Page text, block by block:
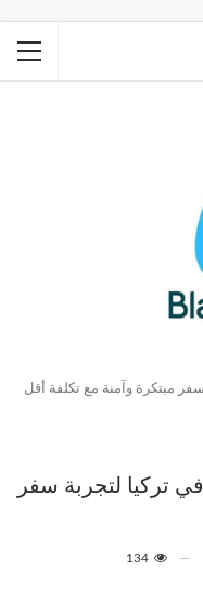
تعرف على تطبيق BlaBlaCar في تركيا لتجربة سفر